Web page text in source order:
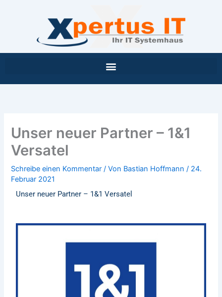
Unser neuer Partner – 1&1
Versatel
Schreibe einen Kommentar / Von Bastian Hoffmann/ 24.
Februar 2021
Unser neuer Partner – 1&1 Versatel